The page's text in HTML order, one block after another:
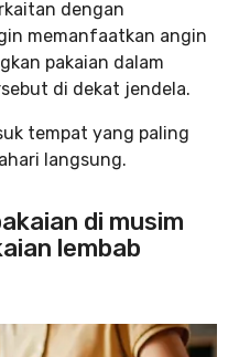
dengan
memanfaatkan angin
pakaian dalam
di dekat jendela.
tempat yang paling
langsung.
di musim
lembab